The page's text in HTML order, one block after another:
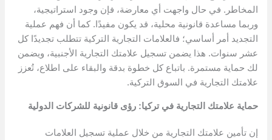
المخاطر. في حال واجهت أي معارضة، فإن وجود استراتيجية،
وربما مساعدة قانونية محلية، قد يكون مفيدًا. كما أن فهم عملية
التجديد أمر أساسي؛ فالعلامات التجارية التركية تتطلب تجديدًا كل
عشر سنوات. هذا يضمن تسجيل علامتك التجارية الأجنبية، ويضمن
لك حماية مستمرة. باتباع كل خطوة بدقة والبقاء على اطلاع، تُعزز
علامتك التجارية في السوق التركية.
حماية علامتك التجارية في تركيا: رؤى قانونية للشركات الدولية
إن تأمين علامتك التجارية من خلال عملية تسجيل العلامات